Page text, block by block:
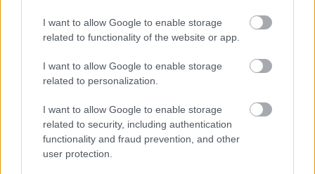
I want to allow Google to enable storage
related to functionality of the website or app.
I want to allow Google to enable storage
related to personalization.
I want to allow Google to enable storage
related to security, including authentication
functionality and fraud prevention, and other
user protection.
Parc Fermé
„Lando és Oscar kapcsolata csak még erősebbé vált a
tavalyi év után” – Stella